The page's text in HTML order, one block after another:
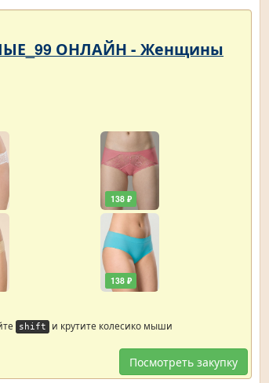
ОНЛАЙН - Женщины
138 ₽
138 ₽
shift и крутите колесико мыши
Посмотреть закупку